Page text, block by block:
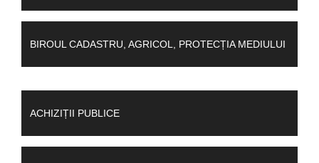
BIROUL CADASTRU, AGRICOL, PROTECȚIA MEDIULUI
ACHIZIȚII PUBLICE